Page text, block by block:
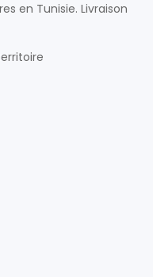
en Tunisie. Livraison